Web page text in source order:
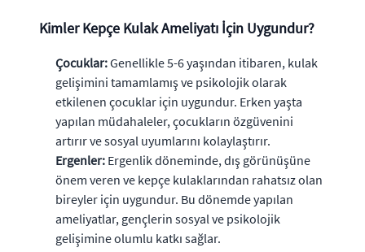
Kimler Kepçe Kulak Ameliyatı İçin Uygundur?
Çocuklar:Genellikle 5-6 yaşından itibaren, kulak
gelişimini tamamlamış ve psikolojik olarak
etkilenen çocuklar için uygundur. Erken yaşta
yapılan müdahaleler, çocukların özgüvenini
artırır ve sosyal uyumlarını kolaylaştırır.
Ergenler: Ergenlik döneminde, dış görünüşüne
önem veren ve kepçe kulaklarından rahatsız olan
bireyler için uygundur. Bu dönemde yapılan
ameliyatlar, gençlerin sosyal ve psikolojik
gelişimine olumlu katkı sağlar.